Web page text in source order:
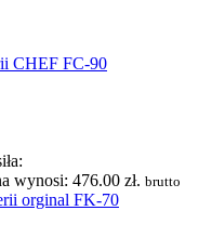
FC-90
wynosi: 476.00 zł. brutto
FK-70